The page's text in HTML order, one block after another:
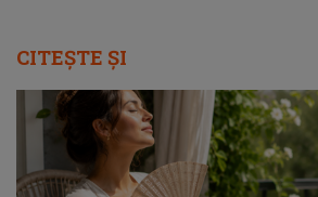
CITEȘTE ȘI